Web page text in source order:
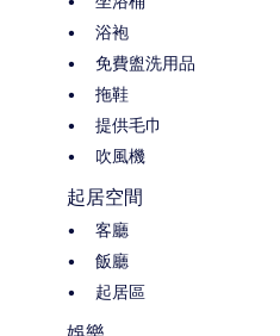
浴袍
免費盥洗用品
拖鞋
提供毛巾
吹風機
起居空間
客廳
飯廳
起居區